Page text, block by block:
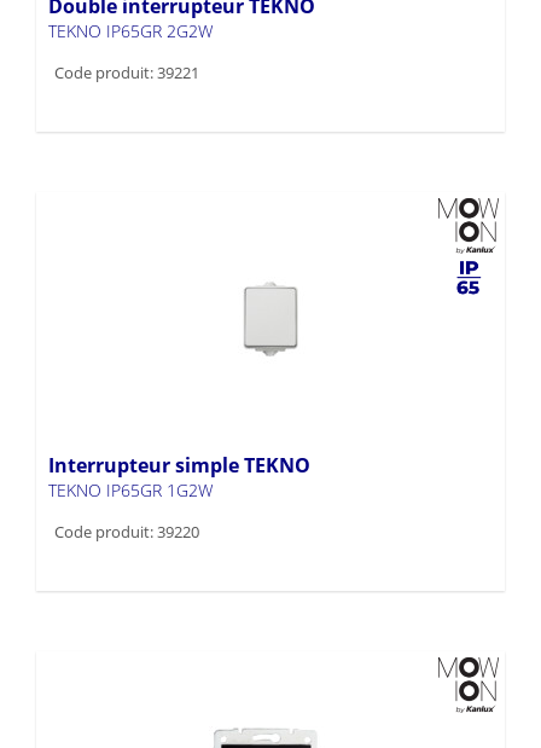
Double interrupteur TEKNO
TEKNO IP65GR 2G2W
Code produit: 39221
Interrupteur simple TEKNO
TEKNO IP65GR 1G2W
Code produit: 39220